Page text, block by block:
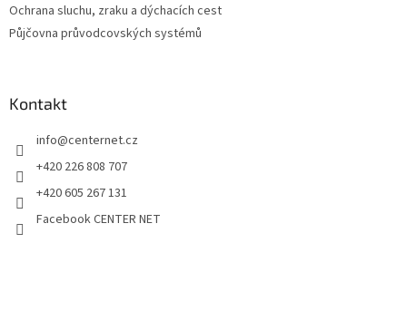
Ochrana sluchu, zraku a dýchacích cest
Půjčovna průvodcovských systémů
Kontakt
info@centernet.cz
+420 226 808 707
+420 605 267 131
Facebook CENTER NET